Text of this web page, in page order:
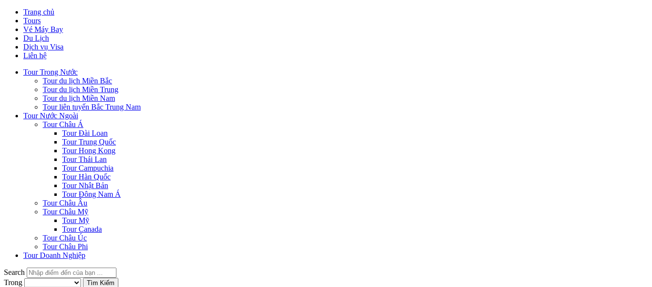
Trang chủ
Tours
Vé Máy Bay
Du Lịch
Dịch vụ Visa
Liên hệ
Tour Trong Nước
Tour du lịch Miền Bắc
Tour du lịch Miền Trung
Tour du lịch Miền Nam
Tour liên tuyến Bắc Trung Nam
Tour Nước Ngoài
Tour Châu Á
Tour Đài Loan
Tour Trung Quốc
Tour Hong Kong
Tour Thái Lan
Tour Campuchia
Tour Hàn Quốc
Tour Nhật Bản
Tour Đông Nam Á
Tour Châu Âu
Tour Châu Mỹ
Tour Mỹ
Tour Canada
Tour Châu Úc
Tour Châu Phi
Tour Doanh Nghiệp
Search
Trong
Tìm Kiếm